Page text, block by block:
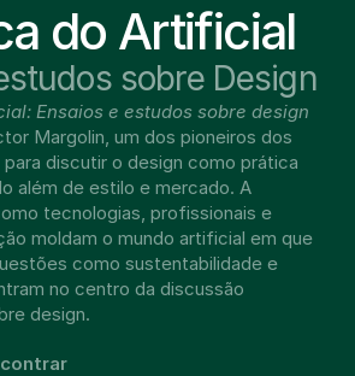
do Artificial
sobre Design
Ensaios e estudos sobre design
Margolin, um dos pioneiros dos
discutir o design como prática
além de estilo e mercado. A
tecnologias, profissionais e
moldam o mundo artificial em que
como sustentabilidade e
no centro da discussão
design.